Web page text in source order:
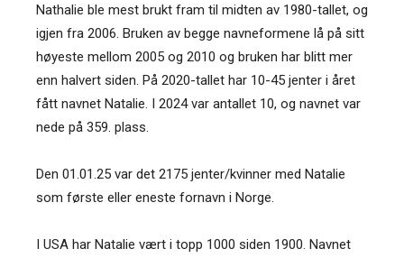
Nathalie ble mest brukt fram til midten av 1980-tallet, og
igjen fra 2006. Bruken av begge navneformene lå på sitt
høyeste mellom 2005 og 2010 og bruken har blitt mer
enn halvert siden. På 2020-tallet har 10-45 jenter i året
fått navnet Natalie. I 2024 var antallet 10, og navnet var
nede på 359. plass.
Den 01.01.25 var det 2175 jenter/kvinner med Natalie
som første eller eneste fornavn i Norge.
I USA har Natalie vært i topp 1000 siden 1900. Navnet